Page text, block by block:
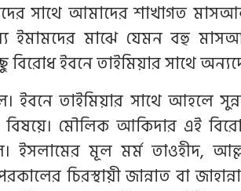
সাথে আমাদের শাখাগত
ইমামদের মাঝে যেমন বহু
ইবনে তাইমিয়ার সাথে
ইবনে তাইমিয়ার সাথে আহলে
মৌলিক আকিদার এই
ইসলামের মূল মর্ম তাওহীদ,
চিরস্থায়ী জান্নাত বা